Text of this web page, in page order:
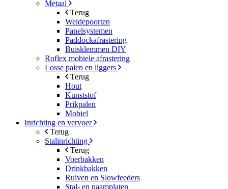
Metaal
Terug
Weidepoorten
Panelsystemen
Paddockafrastering
Buisklemmen DIY
Roflex mobiele afrastering
Losse palen en liggers
Terug
Hout
Kunststof
Prikpalen
Mobiel
Inrichting en vervoer
Terug
Stalinrichting
Terug
Voerbakken
Drinkbakken
Ruiven en Slowfeeders
Stal- en naamplaten